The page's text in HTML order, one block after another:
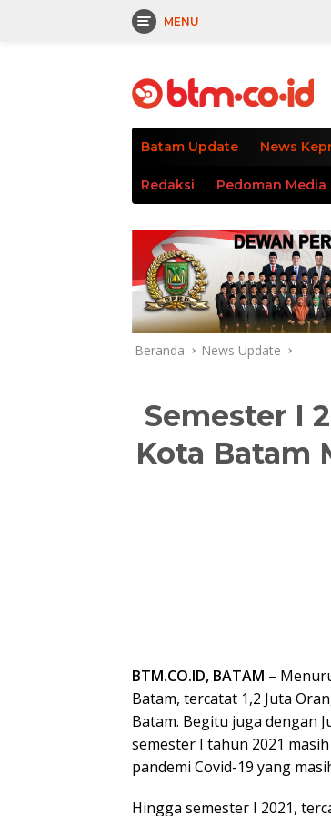
MENU
Batam Update News
Redaksi Pedoman Media
Beranda News Update
Semester I
Kota Batam
BTM.CO.ID, BATAM –
Batam, tercatat 1,2 Juta
Batam. Begitu juga dengan
semester I tahun 2021
pandemi Covid-19 yang
Hingga semester I 2021,